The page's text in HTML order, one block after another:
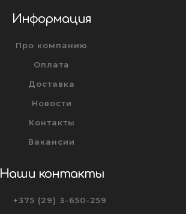
Информация
Про компанию
Оплата
Доставка
Новости
Контакты
Вакансии
Наши контакты
+375 (29) 3-650-259